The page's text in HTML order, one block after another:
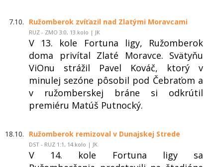
7.10. Ružomberok zvíťazil nad Zlatými Moravcami
RUZ - ZMO 3:0, 13.kolo | JK
V 13. kole Fortuna ligy, Ružomberok
doma privítal Zlaté Moravce. Svätyňu
ViOnu strážil Pavel Kováč, ktorý v
minulej sezóne pôsobil pod Čebraťom a
v ružomberskej bráne si odkrútil
premiéru Matúš Putnocký.
18.10. Ružomberok remizoval v Dunajskej Strede
DST - RUZ 1:1, 14.kolo | JK
V 14. kole Fortuna ligy sa